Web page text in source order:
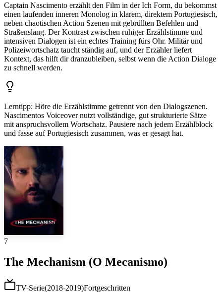
Captain Nascimento erzählt den Film in der Ich Form, du bekommst
einen laufenden inneren Monolog in klarem, direktem Portugiesisch,
neben chaotischen Action Szenen mit gebrüllten Befehlen und
Straßenslang. Der Kontrast zwischen ruhiger Erzählstimme und
intensiven Dialogen ist ein echtes Training fürs Ohr. Militär und
Polizeiwortschatz taucht ständig auf, und der Erzähler liefert
Kontext, das hilft dir dranzubleiben, selbst wenn die Action Dialoge
zu schnell werden.
Lerntipp: Höre die Erzählstimme getrennt von den Dialogszenen.
Nascimentos Voiceover nutzt vollständige, gut strukturierte Sätze
mit anspruchsvollem Wortschatz. Pausiere nach jedem Erzählblock
und fasse auf Portugiesisch zusammen, was er gesagt hat.
7
The Mechanism (O Mecanismo)
TV-Serie(2018-2019)Fortgeschritten